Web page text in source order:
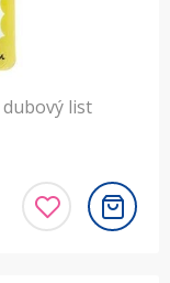
list